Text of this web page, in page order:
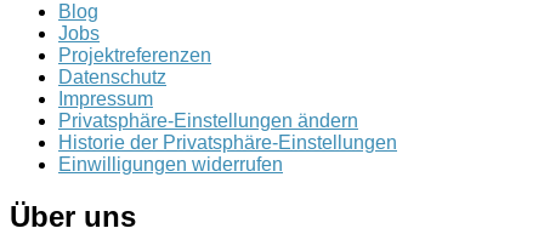
Blog
Jobs
Projektreferenzen
Datenschutz
Impressum
Privatsphäre-Einstellungen ändern
Historie der Privatsphäre-Einstellungen
Einwilligungen widerrufen
Über uns